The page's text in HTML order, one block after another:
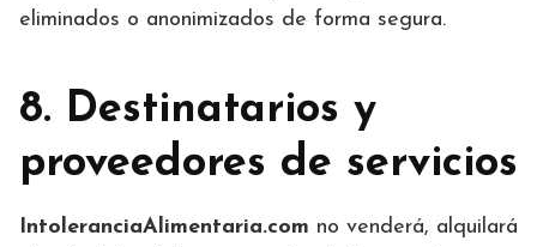
eliminados o anonimizados de forma segura.
8. Destinatarios y
proveedores de servicios
IntoleranciaAlimentaria.com no venderá, alquilará